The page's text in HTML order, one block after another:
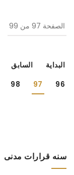
الصفحة 97 من 99
البداية السابق
96
97
98
سنە قرارات مدنی